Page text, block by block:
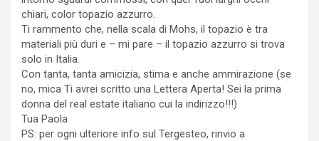
chiari, color topazio azzurro.
Ti rammento che, nella scala di Mohs, il topazio è tra
materiali più duri e – mi pare – il topazio azzurro si trova
solo in Italia.
Con tanta, tanta amicizia, stima e anche ammirazione (se
no, mica Ti avrei scritto una Lettera Aperta! Sei la prima
donna del real estate italiano cui la indirizzo!!!)
Tua Paola
PS: per ogni ulteriore info sul Tergesteo, rinvio a